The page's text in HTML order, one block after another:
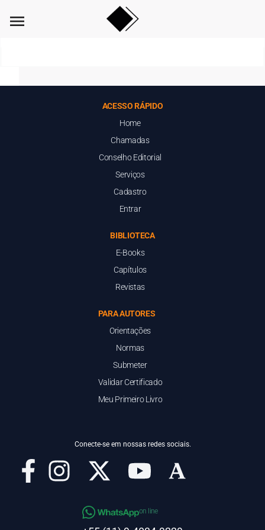
menu
ACESSO RÁPIDO
Home
Chamadas
Conselho Editorial
Serviços
Cadastro
Entrar
BIBLIOTECA
E-Books
Capítulos
Revistas
PARA AUTORES
Orientações
Normas
Submeter
Validar Certificado
Meu Primeiro Livro
Conecte-se em nossas redes sociais.
on line